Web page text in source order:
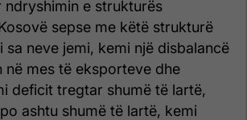
ndryshimin e strukturës
sepse me këtë strukturë
sa neve jemi, kemi një disbalancë
në mes të eksporteve dhe
deficit tregtar shumë të lartë,
ashtu shumë të lartë, kemi